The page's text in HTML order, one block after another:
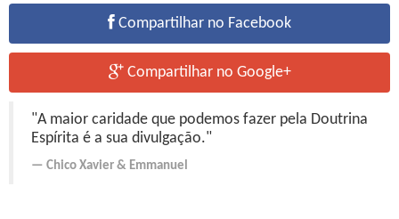
Compartilhar no Facebook
Compartilhar no Google+
"A maior caridade que podemos fazer pela Doutrina
Espírita é a sua divulgação."
Chico Xavier & Emmanuel